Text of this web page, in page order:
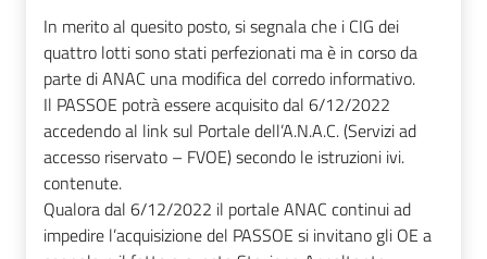
In merito al quesito posto, si segnala che i CIG dei
quattro lotti sono stati perfezionati ma è in corso da
parte di ANAC una modifica del corredo informativo.
Il PASSOE potrà essere acquisito dal 6/12/2022
accedendo al link sul Portale dell’A.N.A.C. (Servizi ad
accesso riservato – FVOE) secondo le istruzioni ivi.
contenute.
Qualora dal 6/12/2022 il portale ANAC continui ad
impedire l’acquisizione del PASSOE si invitano gli OE a